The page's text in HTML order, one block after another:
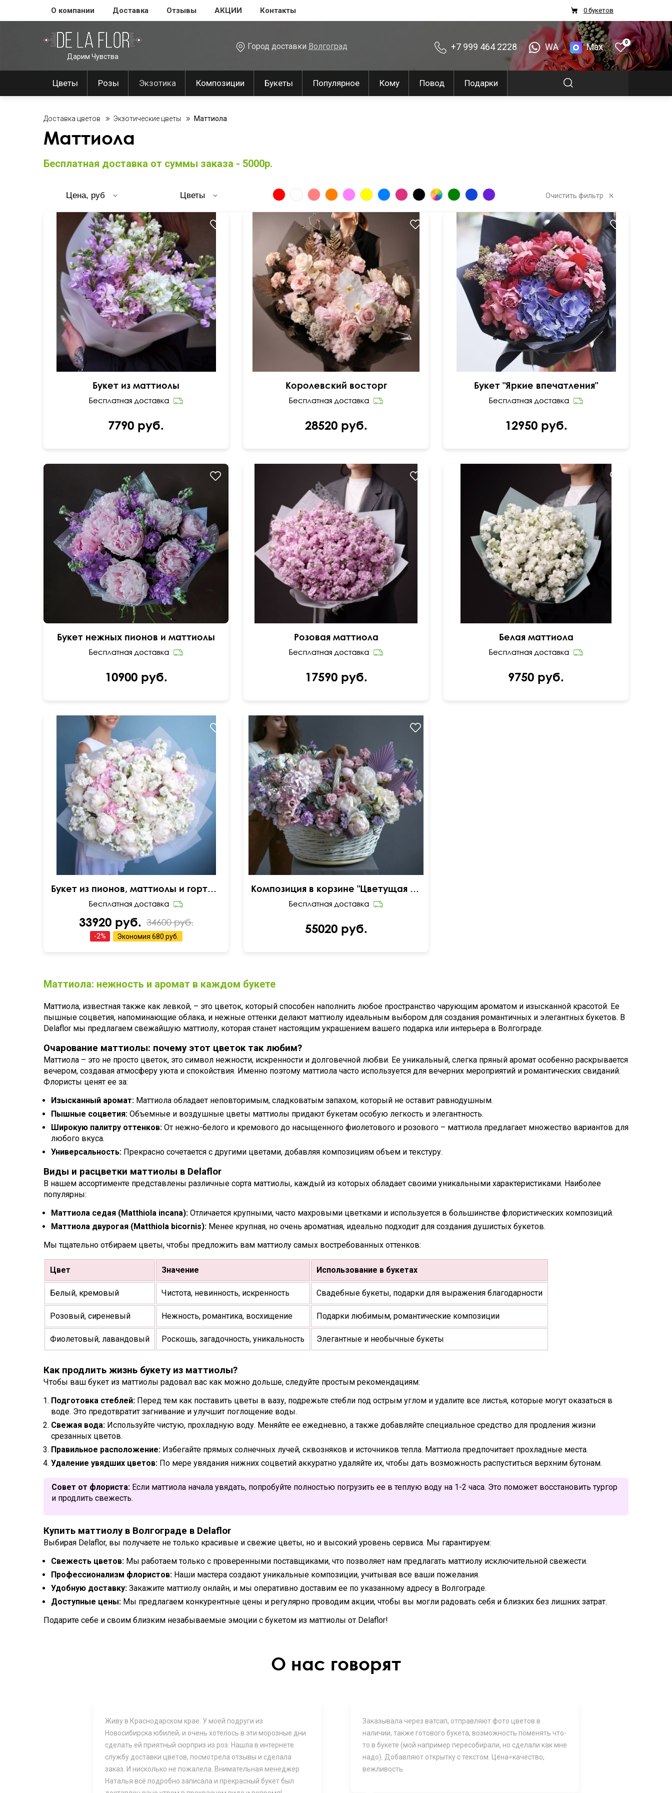
О компании Доставка Отзывы АКЦИИ Контакты 0 букетов
Дарим Чувства
Город доставки Волгоград +7 999 464 2228 WA Max 0
Цветы Розы Экзотика Композиции Букеты Популярное Кому Повод Подарки
Доставка цветов Экзотические цветы Маттиола
Маттиола
Бесплатная доставка от суммы заказа - 5000р.
Цена, руб Цветы Очистить фильтр
Ароматные цветы с тонким стеблем
Букет из маттиолы
7790 руб.
Озотамнус, орхидея ванда, аспарагус, сухоцветы
Королевский восторг
28520 руб.
Кустовая роза пионовидная, гвоздика лунная,
гортензия, пион, сирень
Букет "Яркие впечатления"
12950 руб.
Букет нежных пионов и маттиолы
10900 руб.
На фото букет из 35 веток
Розовая маттиола
17590 руб.
Нежный, слегка сладковатый аромат
Белая маттиола
9750 руб.
Букет из пионов, маттиолы и гортензии
33920 руб. 34600 руб.
-2% Экономия 680 руб.
Твидии, статица, суккуленты, матиолы, клематисы,
папоротник и др.
Композиция в корзине "Цветущая магия"
55020 руб.
Маттиола: нежность и аромат в каждом букете
Маттиола, известная также как левкой, – это цветок, который способен наполнить любое пространство чарующим ароматом и изысканной красотой. Ее
пышные соцветия, напоминающие облака, и нежные оттенки делают маттиолу идеальным выбором для создания романтичных и элегантных букетов. В
Delaflor мы предлагаем свежайшую маттиолу, которая станет настоящим украшением вашего подарка или интерьера в Волгограде.
Очарование маттиолы: почему этот цветок так любим?
Маттиола – это не просто цветок, это символ нежности, искренности и долговечной любви. Ее уникальный, слегка пряный аромат особенно раскрывается
вечером, создавая атмосферу уюта и спокойствия. Именно поэтому маттиола часто используется для вечерних мероприятий и романтических свиданий.
Флористы ценят ее за:
Изысканный аромат: Маттиола обладает неповторимым, сладковатым запахом, который не оставит равнодушным.
Пышные соцветия: Объемные и воздушные цветы маттиолы придают букетам особую легкость и элегантность.
Широкую палитру оттенков: От нежно-белого и кремового до насыщенного фиолетового и розового – маттиола предлагает множество вариантов для
любого вкуса.
Универсальность: Прекрасно сочетается с другими цветами, добавляя композициям объем и текстуру.
Виды и расцветки маттиолы в Delaflor
В нашем ассортименте представлены различные сорта маттиолы, каждый из которых обладает своими уникальными характеристиками. Наиболее
популярны:
Маттиола седая (Matthiola incana): Отличается крупными, часто махровыми цветками и используется в большинстве флористических композиций.
Маттиола двурогая (Matthiola bicornis): Менее крупная, но очень ароматная, идеально подходит для создания душистых букетов.
Мы тщательно отбираем цветы, чтобы предложить вам маттиолу самых востребованных оттенков:
Цвет Значение Использование в букетах
Белый, кремовый Чистота, невинность, искренность Свадебные букеты, подарки для выражения благодарности
Розовый, сиреневый Нежность, романтика, восхищение Подарки любимым, романтические композиции
Фиолетовый, лавандовый Роскошь, загадочность, уникальность Элегантные и необычные букеты
Как продлить жизнь букету из маттиолы?
Чтобы ваш букет из маттиолы радовал вас как можно дольше, следуйте простым рекомендациям:
Подготовка стеблей: Перед тем как поставить цветы в вазу, подрежьте стебли под острым углом и удалите все листья, которые могут оказаться в
воде. Это предотвратит загнивание и улучшит поглощение воды.
Свежая вода: Используйте чистую, прохладную воду. Меняйте ее ежедневно, а также добавляйте специальное средство для продления жизни
срезанных цветов.
Правильное расположение: Избегайте прямых солнечных лучей, сквозняков и источников тепла. Маттиола предпочитает прохладные места.
Удаление увядших цветов: По мере увядания нижних соцветий аккуратно удаляйте их, чтобы дать возможность распуститься верхним бутонам.
Совет от флориста: Если маттиола начала увядать, попробуйте полностью погрузить ее в теплую воду на 1-2 часа. Это поможет восстановить тургор
и продлить свежесть.
Купить маттиолу в Волгограде в Delaflor
Выбирая Delaflor, вы получаете не только красивые и свежие цветы, но и высокий уровень сервиса. Мы гарантируем:
Свежесть цветов: Мы работаем только с проверенными поставщиками, что позволяет нам предлагать маттиолу исключительной свежести.
Профессионализм флористов: Наши мастера создают уникальные композиции, учитывая все ваши пожелания.
Удобную доставку: Закажите маттиолу онлайн, и мы оперативно доставим ее по указанному адресу в Волгограде.
Доступные цены: Мы предлагаем конкурентные цены и регулярно проводим акции, чтобы вы могли радовать себя и близких без лишних затрат.
Подарите себе и своим близким незабываемые эмоции с букетом из маттиолы от Delaflor!
О нас говорят
Живу в Краснодарском крае. У моей подруги из
Новосибирска юбилей, и очень хотелось в эти морозные дни
сделать ей приятный сюрприз из роз. Нашла в интернете
службу доставки цветов, посмотрела отзывы и сделала
заказ. И нисколько не пожалела. Внимательная менеджер
Наталья всё подробно записала и прекрасный букет был
Заказывала через ватсап, отправляют фото цветов в
наличии, также готового букета, возможность поменять что-
то в букете (мой например пересобирали, но сделали как мне
надо). Добавляют открытку с текстом. Цена=качество,
вежливость.